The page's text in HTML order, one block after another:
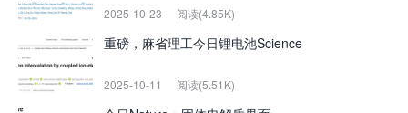
2025-10-23 阅读(4.85K)
重磅，麻省理工今日锂电池Science
2025-10-11 阅读(5.51K)